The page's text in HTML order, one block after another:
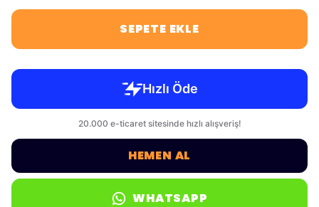
SEPETE EKLE
HEMEN AL
WHATSAPP